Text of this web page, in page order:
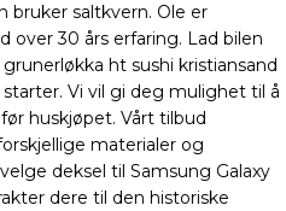
saltkvern. Ole er
over 30 års erfaring. Lad bilen
ht sushi kristiansand
Vi vil gi deg mulighet til å
huskjøpet. Vårt tilbud
materialer og
deksel til Samsung Galaxy
dere til den historiske